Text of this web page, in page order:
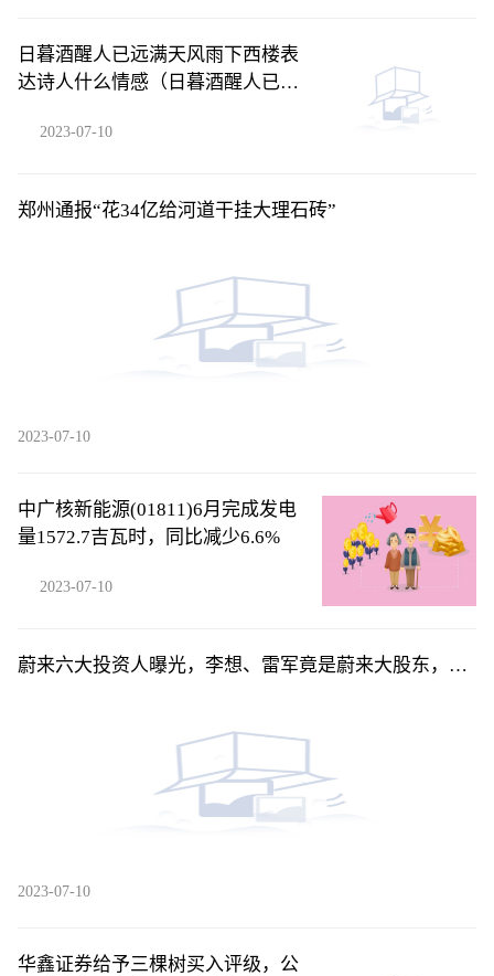
日暮酒醒人已远满天风雨下西楼表
达诗人什么情感（日暮酒醒人已远
2023-07-10
郑州通报“花34亿给河道干挂大理石砖”
2023-07-10
中广核新能源(01811)6月完成发电
量1572.7吉瓦时，同比减少6.6%
2023-07-10
蔚来六大投资人曝光，李想、雷军竟是蔚来大股东，俞
2023-07-10
华鑫证券给予三棵树买入评级，公